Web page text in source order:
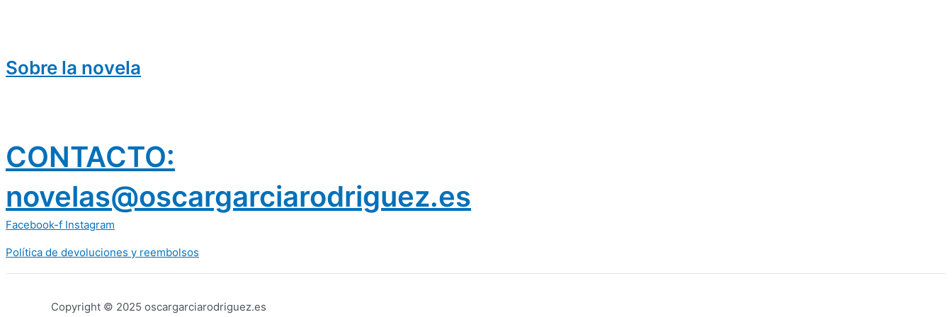
Sobre la novela
CONTACTO:
novelas@oscargarciarodriguez.es
Facebook-f Instagram
Política de devoluciones y reembolsos
Copyright © 2025 oscargarciarodriguez.es